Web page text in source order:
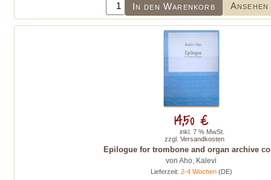
In den Warenkorb Ansehen
Epilogue for trombone and organ archive
von Aho, Kalevi
Lieferzeit: 2-4 Wochen(DE)
14,50 €
inkl. 7 % MwSt.
zzgl. Versandkosten